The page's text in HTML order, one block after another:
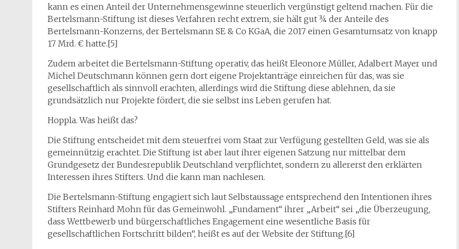
kann es einen Anteil der Unternehmensgewinne steuerlich vergünstigt geltend machen. Für die
Bertelsmann-Stiftung ist dieses Verfahren recht extrem, sie hält gut ¾ der Anteile des
Bertelsmann-Konzerns, der Bertelsmann SE & Co KGaA, die 2017 einen Gesamtumsatz von knapp
17 Mrd. € hatte.[5]
Zudem arbeitet die Bertelsmann-Stiftung operativ, das heißt Eleonore Müller, Adalbert Mayer und
Michel Deutschmann können gern dort eigene Projektanträge einreichen für das, was sie
gesellschaftlich als sinnvoll erachten, allerdings wird die Stiftung diese ablehnen, da sie
grundsätzlich nur Projekte fördert, die sie selbst ins Leben gerufen hat.
Hoppla. Was heißt das?
Die Stiftung entscheidet mit dem steuerfrei vom Staat zur Verfügung gestellten Geld, was sie als
gemeinnützig erachtet. Die Stiftung ist aber laut ihrer eigenen Satzung nur mittelbar dem
Grundgesetz der Bundesrepublik Deutschland verpflichtet, sondern zu allererst den erklärten
Interessen ihres Stifters. Und die kann man nachlesen.
Die Bertelsmann-Stiftung engagiert sich laut Selbstaussage entsprechend den Intentionen ihres
Stifters Reinhard Mohn für das Gemeinwohl. „Fundament“ ihrer „Arbeit“ sei „die Überzeugung,
dass Wettbewerb und bürgerschaftliches Engagement eine wesentliche Basis für
gesellschaftlichen Fortschritt bilden“, heißt es auf der Website der Stiftung.[6]